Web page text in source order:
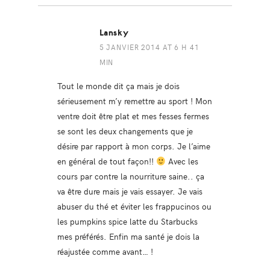
Lansky
5 JANVIER 2014 AT 6 H 41
MIN
Tout le monde dit ça mais je dois
sérieusement m’y remettre au sport ! Mon
ventre doit être plat et mes fesses fermes
se sont les deux changements que je
désire par rapport à mon corps. Je l’aime
en général de tout façon!!
Avec les
cours par contre la nourriture saine.. ça
va être dure mais je vais essayer. Je vais
abuser du thé et éviter les frappucinos ou
les pumpkins spice latte du Starbucks
mes préférés. Enfin ma santé je dois la
réajustée comme avant… !